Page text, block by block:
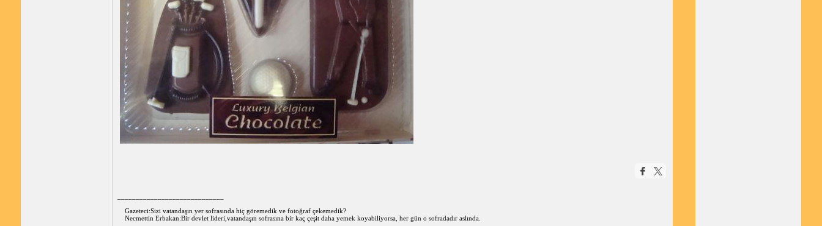
Gazeteci:Sizi vatandaşın yer sofrasında hiç göremedik ve fotoğraf çekemedik?
Necmettin Erbakan:Bir devlet lideri,vatandaşın sofrasına bir kaç çeşit daha yemek koyabiliyorsa, her gün o sofradadır aslında.